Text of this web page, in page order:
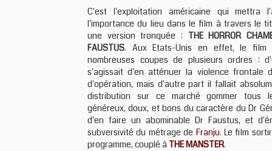
C'est l'exploitation américaine qui mettra
l'importance du lieu dans le film à travers le
une version tronquée : THE HORROR
FAUSTUS. Aux Etats-Unis en effet, le film
nombreuses coupes de plusieurs ordres :
s'agissait d'en atténuer la violence frontale
d'opération, mais d'autre part il fallait
distribution sur ce marché gommer tous
généreux, doux, et bons du caractère du Dr
d'en faire un abominable Dr Faustus, et
subversivité du métrage de Franju. Le film
programme, couplé à THE MANSTER.